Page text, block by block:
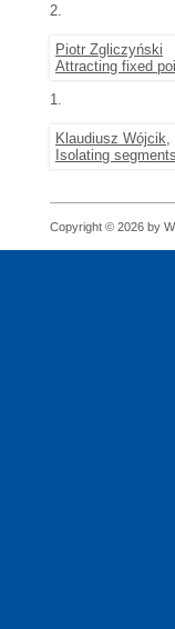
2.
Piotr Zgliczyński
Attracting fixed
1.
Klaudiusz Wójcik,
Isolating
Copyright © 2026 by